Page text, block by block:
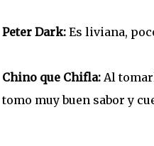
Peter Dark:Es liviana,
Chino que Chifla:Al
tomo muy buen sabor y